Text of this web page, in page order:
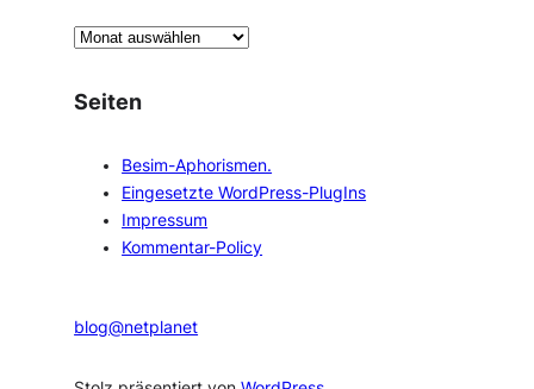
A
c
Seiten
Besim-Aphorismen.
Eingesetzte WordPress-PlugIns
Impressum
Kommentar-Policy
blog@netplanet